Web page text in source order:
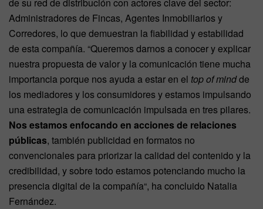
Administradores de Fincas, Agentes Inmobiliarios y
Corredores, lo que demuestran la fiabilidad y estabilidad
de esta compañía. “Queremos darnos a conocer y explicar
nuestra propuesta de valor y la comunicación tiene mucha
importancia porque nos ayuda a estar en el top of mindde
los mediadores y los consumidores y estamos impulsando
una estrategia de comunicación impulsada en tres pilares.
Nos estamos enfocando en acciones de relaciones
públicas, también publicidad en formatos no
convencionales para priorizar la calidad del contenido y la
credibilidad, y sobre todo estamos potenciando mucho la
presencia digital de la compañía“, ha concluido Natalia
Fernández.